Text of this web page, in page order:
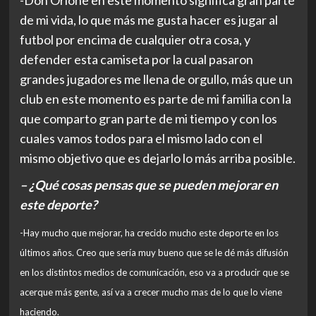
de mi vida, lo que más me gusta hacer es jugar al
futbol por encima de cualquier otra cosa, y
defender esta camiseta por la cual pasaron
grandes jugadores me llena de orgullo, más que un
club en este momento es parte de mi familia con la
que comparto gran parte de mi tiempo y con los
cuales vamos todos para el mismo lado con el
mismo objetivo que es dejarlo lo más arriba posible.
– ¿Qué cosas pensas que se pueden mejorar en
este deporte?
-Hay mucho que mejorar, ha crecido mucho este deporte en los
últimos años. Creo que sería muy bueno que se le dé más difusión
en los distintos medios de comunicación, eso va a producir que se
acerque más gente, así va a crecer mucho mas de lo que lo viene
haciendo.